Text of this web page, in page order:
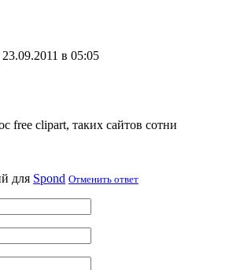
23.09.2011 в 05:05
free clipart, таких сайтов сотни
для Spond Отменить ответ